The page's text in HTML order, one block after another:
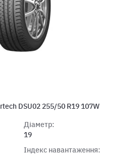
DSU02 255/50 R19 107W
Діаметр:
19
Індекс навантаження: